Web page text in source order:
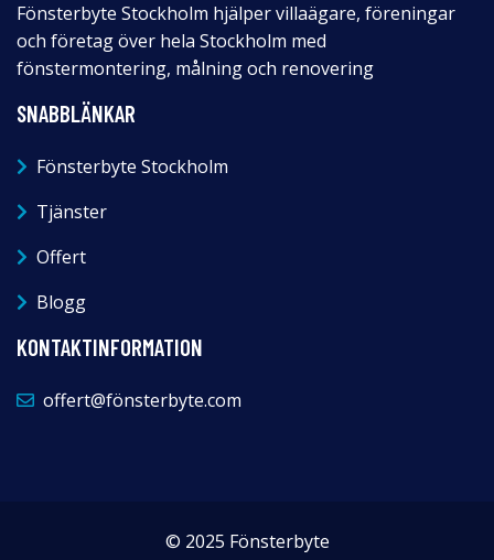
Fönsterbyte Stockholm hjälper villaägare, föreningar
och företag över hela Stockholm med
fönstermontering, målning och renovering
SNABBLÄNKAR
Fönsterbyte Stockholm
Tjänster
Offert
Blogg
KONTAKTINFORMATION
offert@fönsterbyte.com
© 2025 Fönsterbyte